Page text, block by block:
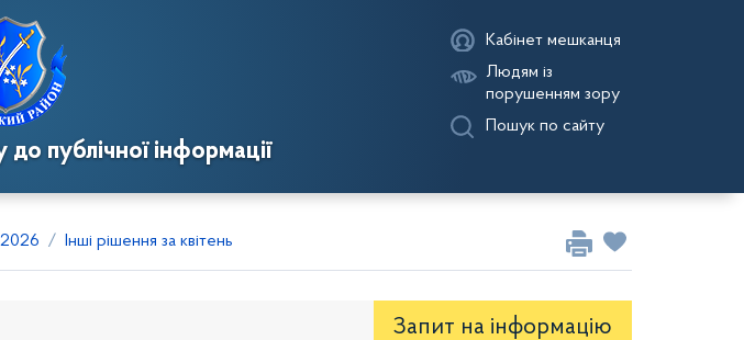
публічної інформації
Кабінет мешканця
Людям із
порушенням зору
Пошук по сайту
2026 Інші рішення за квітень
Запит на iнформацію